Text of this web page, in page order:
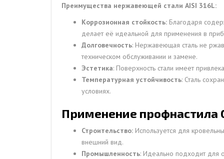
Преимущества нержавеющей стали AISI 316L:
Коррозионная стойкость: Благодаря
делает её идеальной для применения в
Долговечность: Нержавеющая сталь не
техническом обслуживании и замене.
Эстетика: Поверхность стали имеет
Температурная устойчивость: Сталь
условиях.
Применение профнастила
Строительство: Используется для
внешний вид.
Промышленность: Идеально подходит для